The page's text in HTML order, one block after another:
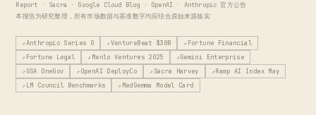
Report · Sacra · Google Cloud Blog · OpenAI · Anthropic 官方公告
本报告为研究整理，所有市场数据与基准数字均应结合原始来源核实
Anthropic Series G VentureBeat $30B
Fortune Financial
Fortune Legal
Menlo Ventures 2025
Gemini Enterprise
GSA OneGov
OpenAI DeployCo Sacra Harvey
Ramp AI Index May
LM Council Benchmarks
MedGemma Model Card